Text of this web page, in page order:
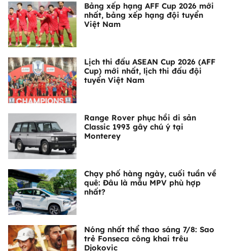
Bảng xếp hạng AFF Cup 2026 mới
nhất, bảng xếp hạng đội tuyển
Việt Nam
Lịch thi đấu ASEAN Cup 2026 (AFF
Cup) mới nhất, lịch thi đấu đội
tuyển Việt Nam
Range Rover phục hồi di sản
Classic 1993 gây chú ý tại
Monterey
Chạy phố hàng ngày, cuối tuần về
quê: Đâu là mẫu MPV phù hợp
nhất?
Nóng nhất thể thao sáng 7/8: Sao
trẻ Fonseca công khai trêu
Djokovic